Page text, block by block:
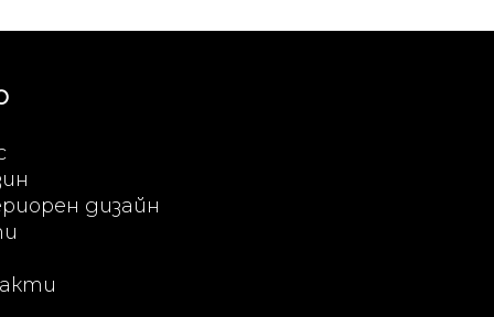
дизайн